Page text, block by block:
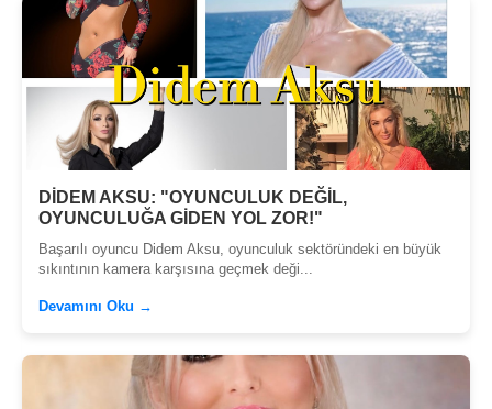
DİDEM AKSU: "OYUNCULUK DEĞİL,
OYUNCULUĞA GİDEN YOL ZOR!"
Başarılı oyuncu Didem Aksu, oyunculuk sektöründeki en büyük
sıkıntının kamera karşısına geçmek deği...
Devamını Oku →